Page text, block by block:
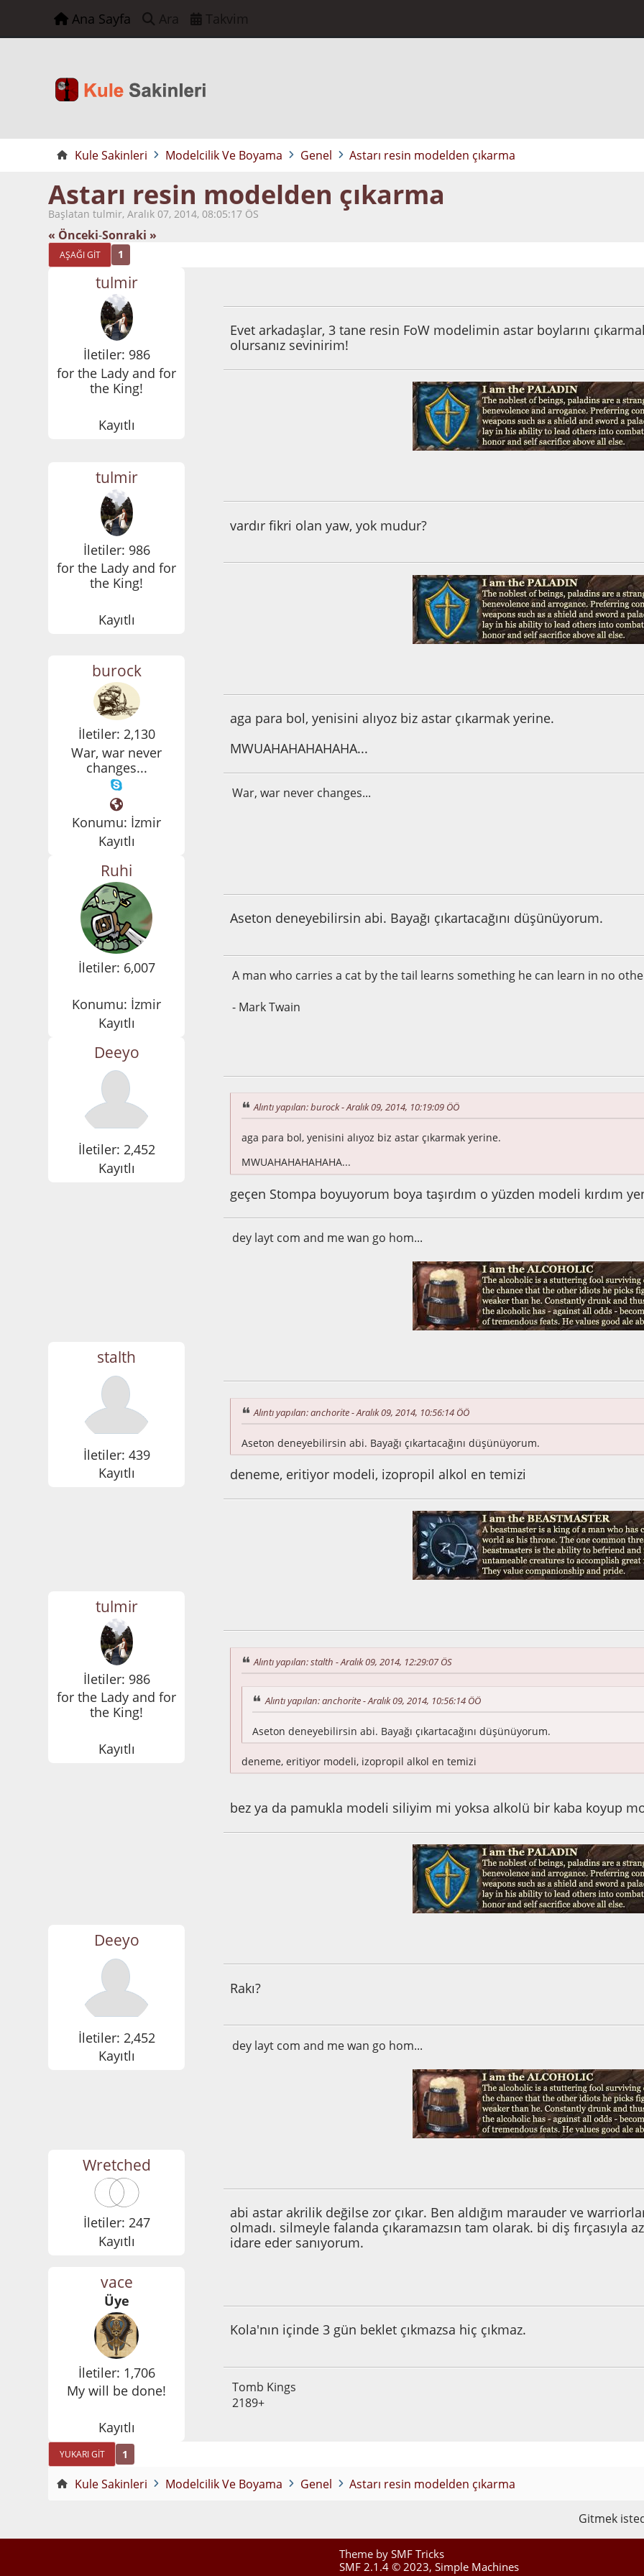
Ana Sayfa Ara Takvim
Kule Sakinleri Modelcilik Ve Boyama Genel Astarı resin modelden çıkarma
Astarı resin modelden çıkarma
Başlatan tulmir, Aralık 07, 2014, 08:05:17 ÖS
« Önceki-Sonraki »
AŞAĞI GIT 1
tulmir
İletiler: 986
for the Lady and for
the King!
Kayıtlı
Evet arkadaşlar, 3 tane resin FoW modelimin astar boylarını
olursanız sevinirim!
tulmir
İletiler: 986
for the Lady and for
the King!
Kayıtlı
vardır fikri olan yaw, yok mudur?
burock
İletiler: 2,130
War, war never
changes...
Konumu: İzmir
Kayıtlı
aga para bol, yenisini alıyoz biz astar çıkarmak yerine.
MWUAHAHAHAHAHA...
War, war never changes...
Ruhi
İletiler: 6,007
Konumu: İzmir
Kayıtlı
Aseton deneyebilirsin abi. Bayağı çıkartacağını düşünüyorum.
A man who carries a cat by the tail learns something he can learn in no
- Mark Twain
Deeyo
İletiler: 2,452
Kayıtlı
Alıntı yapılan: burock - Aralık 09, 2014, 10:19:09 ÖÖ
aga para bol, yenisini alıyoz biz astar çıkarmak yerine.
MWUAHAHAHAHAHA...
geçen Stompa boyuyorum boya taşırdım o yüzden modeli kırdım
dey layt com and me wan go hom...
stalth
İletiler: 439
Kayıtlı
Alıntı yapılan: anchorite - Aralık 09, 2014, 10:56:14 ÖÖ
Aseton deneyebilirsin abi. Bayağı çıkartacağını düşünüyorum.
deneme, eritiyor modeli, izopropil alkol en temizi
tulmir
İletiler: 986
for the Lady and for
the King!
Kayıtlı
Alıntı yapılan: stalth - Aralık 09, 2014, 12:29:07 ÖS
Alıntı yapılan: anchorite - Aralık 09, 2014, 10:56:14 ÖÖ
Aseton deneyebilirsin abi. Bayağı çıkartacağını düşünüyorum.
deneme, eritiyor modeli, izopropil alkol en temizi
bez ya da pamukla modeli siliyim mi yoksa alkolü bir kaba koyup
Deeyo
İletiler: 2,452
Kayıtlı
Rakı?
dey layt com and me wan go hom...
Wretched
İletiler: 247
Kayıtlı
abi astar akrilik değilse zor çıkar. Ben aldığım marauder ve
olmadı. silmeyle falanda çıkaramazsın tam olarak. bi diş fırçasıyla
idare eder sanıyorum.
vace
Üye
İletiler: 1,706
My will be done!
Kayıtlı
Kola'nın içinde 3 gün beklet çıkmazsa hiç çıkmaz.
Tomb Kings
2189+
YUKARI GIT 1
Kule Sakinleri Modelcilik Ve Boyama Genel Astarı resin modelden çıkarma
Gitmek
Theme by SMF Tricks
SMF 2.1.4 © 2023, Simple Machines